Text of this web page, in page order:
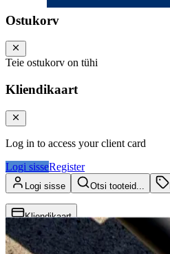
Ostukorv
Teie ostukorv on tühi
Kliendikaart
Log in to access your client card
Logi sisseRegister
Logi sisse Otsi tooteid...
Kliendikaart